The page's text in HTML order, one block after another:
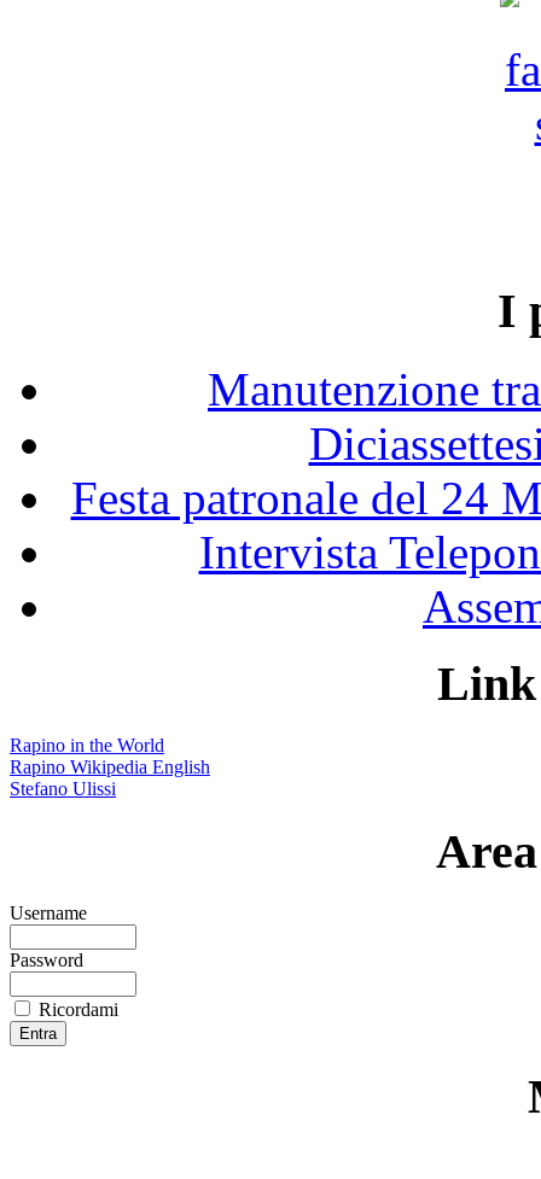
I
Manutenzione
Festa patronale del 24
Intervista
Link
Rapino in the World
Rapino Wikipedia English
Stefano Ulissi
Username
Password
Ricordami